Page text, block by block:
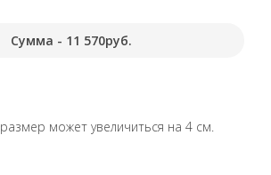
Сумма - 11 570руб.
может увеличиться на 4 см.